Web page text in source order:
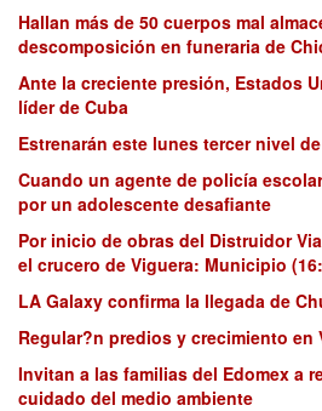
Hallan más de 50 cuerpos mal
descomposición en funeraria de
Ante la creciente presión, Estados
líder de Cuba
Estrenarán este lunes tercer nivel
Cuando un agente de policía
por un adolescente desafiante
Por inicio de obras del Distruidor
el crucero de Viguera: Municipio
LA Galaxy confirma la llegada de
Regular?n predios y crecimiento en
Invitan a las familias del Edomex a
cuidado del medio ambiente